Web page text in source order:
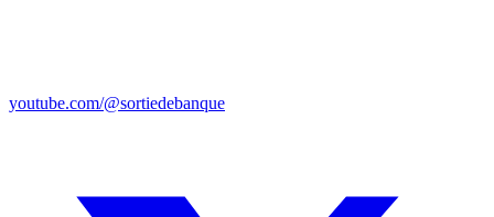
youtube.com/@sortiedebanque